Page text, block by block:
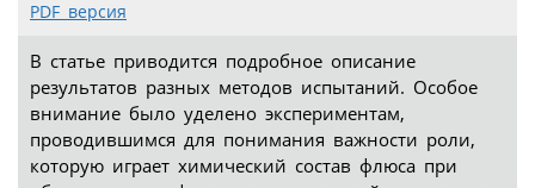
PDF версия
В статье приводится подробное описание
результатов разных методов испытаний. Особое
внимание было уделено экспериментам,
проводившимся для понимания важности роли,
которую играет химический состав флюса при